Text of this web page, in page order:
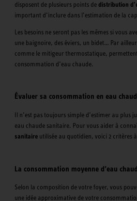
disposent de plusieurs points de distribution
important d’inclure dans l’estimation de la
Les besoins ne seront pas les mêmes si vous
une baignoire, des éviers, un bidet… Par
comme le mitigeur thermostatique,
consommation d’eau chaude.
Évaluer sa consommation en eau
Il n’est pas toujours simple d’estimer au plus
eau chaude sanitaire. Pour vous aider à
sanitaire utilisée au quotidien, voici 2 critères
La consommation moyenne d’eau
Selon la composition de votre foyer, vous
une idée approximative de votre